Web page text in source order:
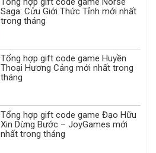
Saga: Cửu Giới Thức Tỉnh mới nhất
trong tháng
Tổng hợp gift code game Huyền
Thoại Hương Cảng mới nhất trong
tháng
Tổng hợp gift code game Đạo Hữu
Xin Dừng Bước – JoyGames mới
nhất trong tháng